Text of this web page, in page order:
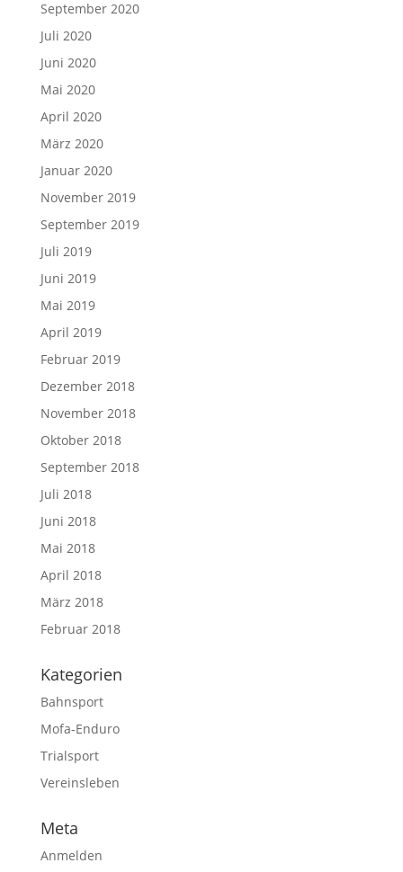
September 2020
Juli 2020
Juni 2020
Mai 2020
April 2020
März 2020
Januar 2020
November 2019
September 2019
Juli 2019
Juni 2019
Mai 2019
April 2019
Februar 2019
Dezember 2018
November 2018
Oktober 2018
September 2018
Juli 2018
Juni 2018
Mai 2018
April 2018
März 2018
Februar 2018
Kategorien
Bahnsport
Mofa-Enduro
Trialsport
Vereinsleben
Meta
Anmelden